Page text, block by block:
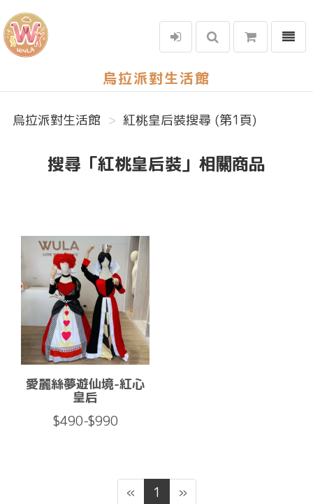
烏拉派對生活館
選單
烏拉派對生活館 紅桃皇后裝搜尋 (第1頁)
搜尋「紅桃皇后裝」相關商品
愛麗絲夢遊仙境-紅心
皇后
$490-$990
« 1 »